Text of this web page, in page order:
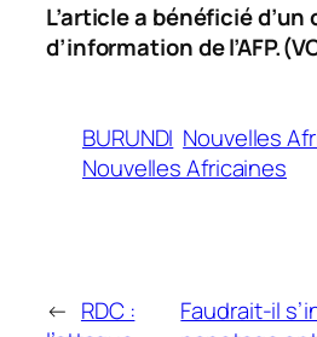
L’article a bénéficié
d’information de
BURUNDI Nouvelles
Nouvelles Africaines
← RDC :
Faudrait-il